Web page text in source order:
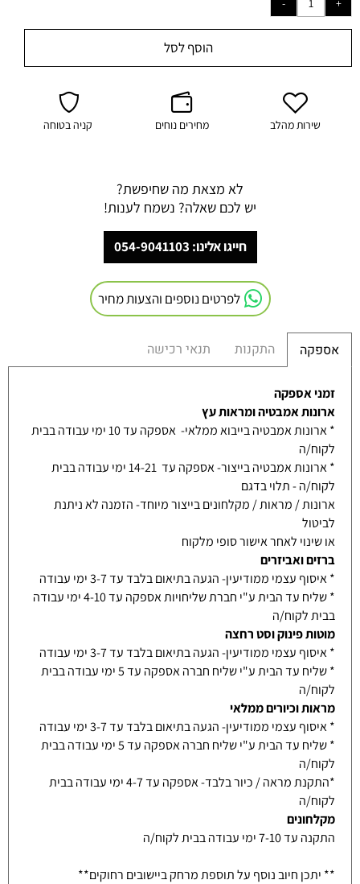
הוסף לסל
שירות מהלב מחירים נוחים קניה בטוחה
לא מצאת מה שחיפשת?
יש לכם שאלה? נשמח לענות!
חייגו אלינו: 054-9041103
לפרטים נוספים והצעות מחיר
אספקה התקנות תנאי רכישה
זמני אספקה
ארונות אמבטיה ומראות עץ
* ארונות אמבטיה בייבוא ממלאי- אספקה עד 10 ימי עבודה בבית
לקוח/ה
* ארונות אמבטיה בייצור- אספקה עד 14-21 ימי עבודה בבית
לקוח/ה - תלוי בדגם
ארונות / מראות / מקלחונים בייצור מיוחד- הזמנה לא ניתנת
לביטול
או שינוי לאחר אישור סופי מלקוח
ברזים ואביזרים
* איסוף עצמי ממודיעין- הגעה בתיאום בלבד עד 3-7 ימי עבודה
* שליח עד הבית ע"י חברת שליחויות אספקה עד 4-10 ימי עבודה
בבית לקוח/ה
מוטות פינוק וסט רחצה
* איסוף עצמי ממודיעין- הגעה בתיאום בלבד עד 3-7 ימי עבודה
* שליח עד הבית ע"י שליח חברה אספקה עד 5 ימי עבודה בבית
לקוח/ה
מראות וכיורים ממלאי
* איסוף עצמי ממודיעין- הגעה בתיאום בלבד עד 3-7 ימי עבודה
* שליח עד הבית ע"י שליח חברה אספקה עד 5 ימי עבודה בבית
לקוח/ה
*התקנת מראה / כיור בלבד- אספקה עד 4-7 ימי עבודה בבית
לקוח/ה
מקלחונים
התקנה עד 7-10 ימי עבודה בבית לקוח/ה
** יתכן חיוב נוסף על תוספת מרחק ביישובים רחוקים**